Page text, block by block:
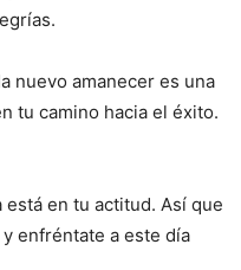
nuevo amanecer es una
tu camino hacia el éxito.
en tu actitud. Así que
enfréntate a este día